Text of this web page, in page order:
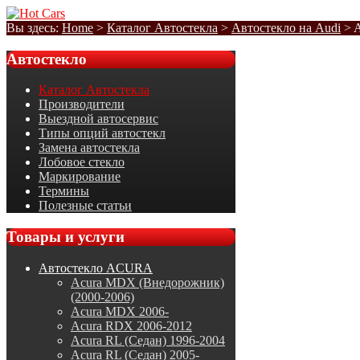
Вы здесь: Home > Каталог Автостекла > Автостекло на Audi >
Автостекло
Каталог Автостекла
Производители
Выездной автосервис
Типы опций автостекл
Замена автостекла
Лобовое стекло
Маркирование
Термины
Полезные статьи
Товарыи услуги
Автостекло ACURA
Acura MDX (Внедорожник)
(2000-2006)
Acura MDX 2006-
Acura RDX 2006-2012
Acura RL (Седан) 1996-2004
Acura RL (Седан) 2005-